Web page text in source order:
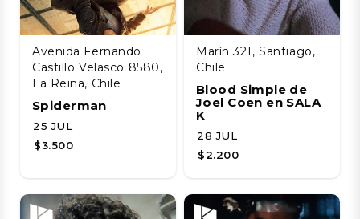
Avenida Fernando
Castillo Velasco 8580,
La Reina, Chile
Spiderman
25 JUL
$3.500
Marín 321, Santiago,
Chile
Blood Simple de
Joel Coen en SALA
K
28 JUL
$2.200